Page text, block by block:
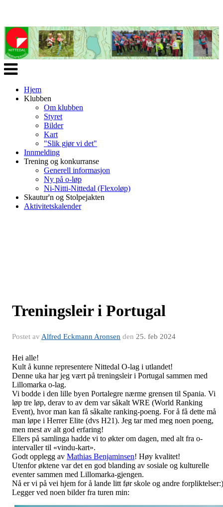
Veksle
navigasjon
Hjem
Klubben
Om klubben
Styret
Bilder
Kart
"Slik gjør vi det"
Innmelding
Trening og konkurranse
Generell informasjon
Ny på o-løp
Ni-Nitti-Nittedal (Flexoløp)
Skautur'n og Stolpejakten
Aktivitetskalender
Treningsleir i Portugal
Postet av Alfred Eckmann Aronsen den 25. feb 2024
Hei alle!
Kult å kunne representere Nittedal O-lag i utlandet!
Denne uka har jeg vært på treningsleir i Portugal sammen med
Lillomarka o-lag.
Vi bodde i den lille byen Portalegre nærme grensen til Spania. Vi
løp tre løp, derav to av dem var såkalt WRE (World Ranking
Event), hvor man kan få såkalte ranking-poeng. For å få dette må
man løpe i Herrer Elite (dvs H21). Jeg tar med meg noen poeng,
men mest av alt god erfaring!
Ellers på samlinga hadde vi to økter om dagen, med alt fra o-
intervaller til «vindu-kart».
Godt opplegg av Mathias Benjaminsen! Høy kvalitet!
Utenfor øktene var det en god blanding av sosiale og kulturelle
eventer sammen med Lillomarka-gjengen.
Nå er vi på vei hjem for å lande litt før skole og andre forpliktelser:)
Legger ved noen bilder fra turen min: